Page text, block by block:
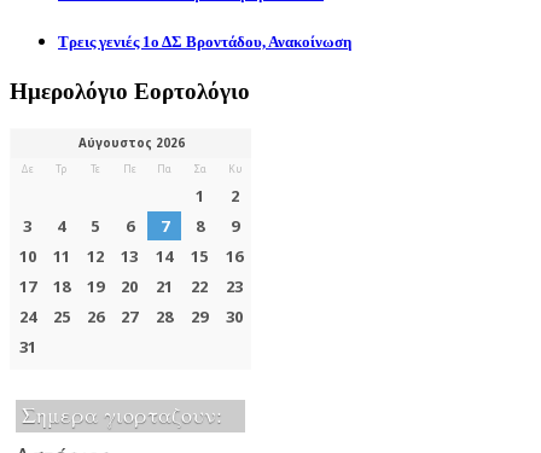
Τρεις γενιές 1ο ΔΣ Βροντάδου, Ανακοίνωση
Ημερολόγιο Εορτολόγιο